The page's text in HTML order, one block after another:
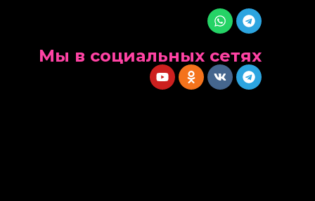
Мы в социальных сетях